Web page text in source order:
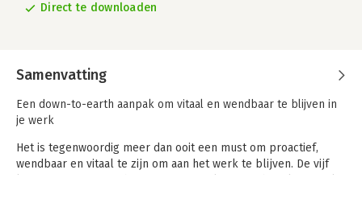
Direct te downloaden
Samenvatting
Een down-to-earth aanpak om vitaal en wendbaar te blijven in
je werk
Het is tegenwoordig meer dan ooit een must om proactief,
wendbaar en vitaal te zijn om aan het werk te blijven. De vijf